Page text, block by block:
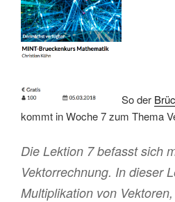
So der
kommt in Woche 7 zum Thema
Die Lektion 7 befasst sich
Vektorrechnung. In dieser
Multiplikation von